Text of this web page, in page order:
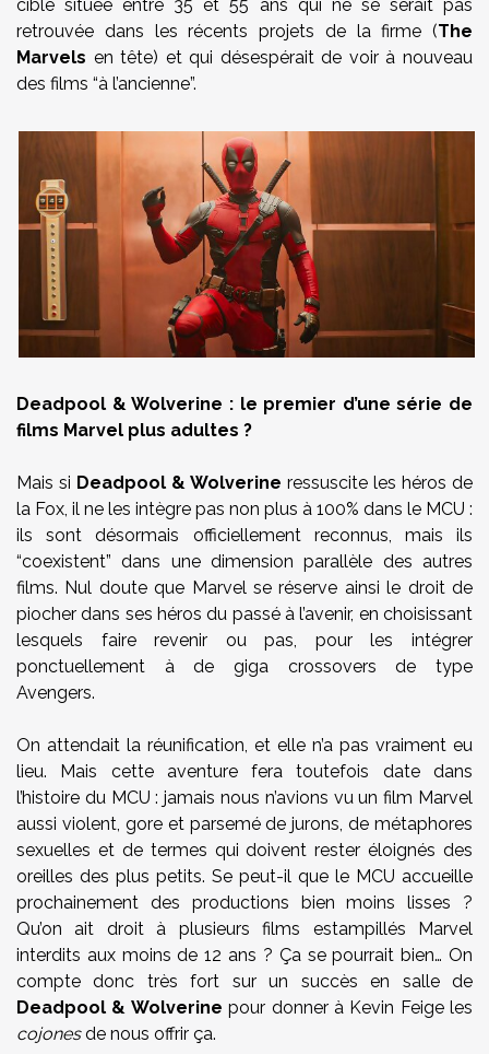
cible située entre 35 et 55 ans qui ne se serait pas
retrouvée dans les récents projets de la firme (The
Marvels en tête) et qui désespérait de voir à nouveau
des films “à l’ancienne”.
Deadpool & Wolverine : le premier d’une série de
films Marvel plus adultes ?
Mais si Deadpool & Wolverine ressuscite les héros de
la Fox, il ne les intègre pas non plus à 100% dans le MCU :
ils sont désormais officiellement reconnus, mais ils
“coexistent” dans une dimension parallèle des autres
films. Nul doute que Marvel se réserve ainsi le droit de
piocher dans ses héros du passé à l’avenir, en choisissant
lesquels faire revenir ou pas, pour les intégrer
ponctuellement à de giga crossovers de type
Avengers.
On attendait la réunification, et elle n’a pas vraiment eu
lieu. Mais cette aventure fera toutefois date dans
l’histoire du MCU : jamais nous n’avions vu un film Marvel
aussi violent, gore et parsemé de jurons, de métaphores
sexuelles et de termes qui doivent rester éloignés des
oreilles des plus petits. Se peut-il que le MCU accueille
prochainement des productions bien moins lisses ?
Qu’on ait droit à plusieurs films estampillés Marvel
interdits aux moins de 12 ans ? Ça se pourrait bien… On
compte donc très fort sur un succès en salle de
Deadpool & Wolverine pour donner à Kevin Feige les
cojonesde nous offrir ça.